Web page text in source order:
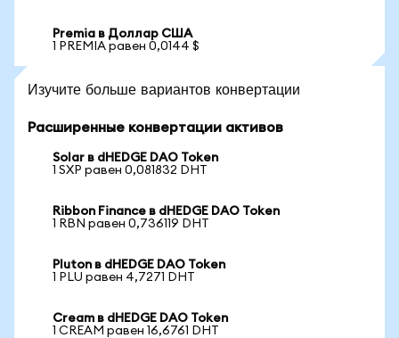
Premia в Доллар США
1 PREMIA равен 0,0144 $
Изучите больше вариантов конвертации
Расширенные конвертации активов
Solar в dHEDGE DAO Token
1 SXP равен 0,081832 DHT
Ribbon Finance в dHEDGE DAO Token
1 RBN равен 0,736119 DHT
Pluton в dHEDGE DAO Token
1 PLU равен 4,7271 DHT
Cream в dHEDGE DAO Token
1 CREAM равен 16,6761 DHT